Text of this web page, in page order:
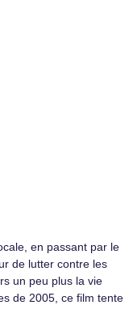
en passant par le
de lutter contre les
un peu plus la vie
de 2005, ce film tente